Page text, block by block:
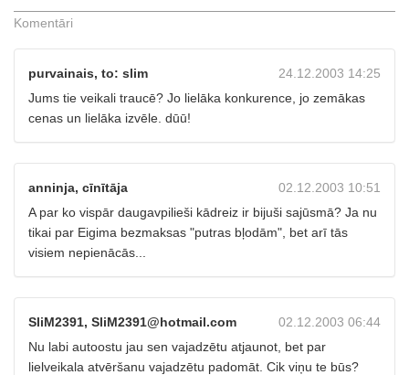
Komentāri
24.12.2003 14:25
purvainais, to: slim
Jums tie veikali traucē? Jo lielāka konkurence, jo zemākas
cenas un lielāka izvēle. dūū!
02.12.2003 10:51
anninja, cīnītāja
A par ko vispār daugavpilieši kādreiz ir bijuši sajūsmā? Ja nu
tikai par Eigima bezmaksas "putras bļodām", bet arī tās
visiem nepienācās...
02.12.2003 06:44
SliM2391, SliM2391@hotmail.com
Nu labi autoostu jau sen vajadzētu atjaunot, bet par
lielveikala atvēršanu vajadzētu padomāt. Cik viņu te būs?